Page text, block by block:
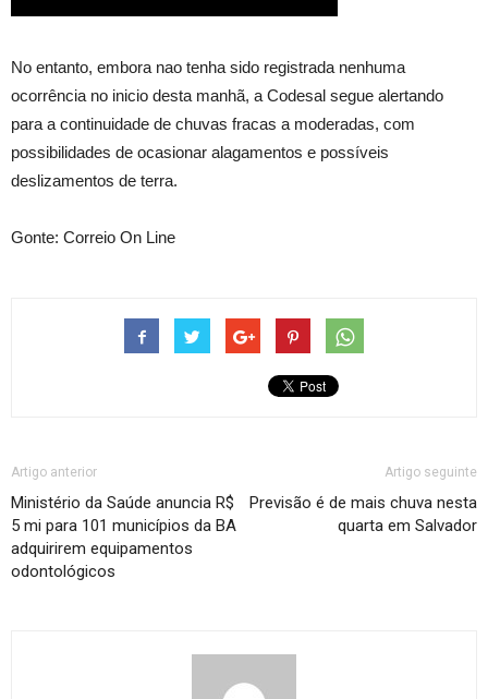
No entanto, embora nao tenha sido registrada nenhuma
ocorrência no inicio desta manhã, a Codesal segue alertando
para a continuidade de chuvas fracas a moderadas, com
possibilidades de ocasionar alagamentos e possíveis
deslizamentos de terra.
Gonte: Correio On Line
Artigo anterior
Ministério da Saúde anuncia R$
5 mi para 101 municípios da BA
adquirirem equipamentos
odontológicos
Artigo seguinte
Previsão é de mais chuva nesta
quarta em Salvador